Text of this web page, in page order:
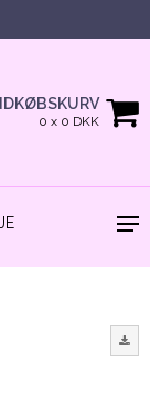
0 x 0 DKK